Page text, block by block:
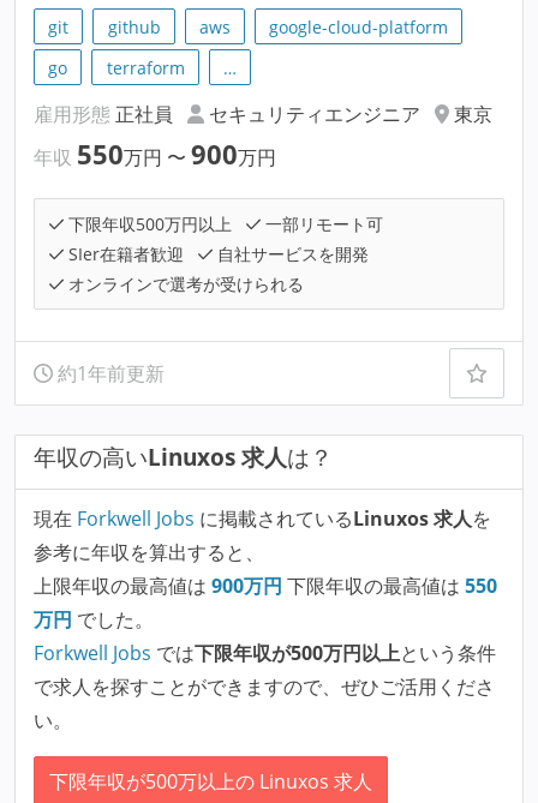
git github aws
google-cloud-platform
go
terraform …
雇用形態 正社員 セキュリティエンジニア
東京
年収 550万円 〜 900万円
下限年収500万円以上
一部リモート可
SIer在籍者歓迎
自社サービスを開発
オンラインで選考が受けられる
約1年前更新
年収の高いLinuxos 求人は？
現在 Forkwell Jobs に掲載されているLinuxos 求人を
参考に年収を算出すると、
上限年収の最高値は 900万円 下限年収の最高値は 550
万円 でした。
Forkwell Jobs では下限年収が500万円以上という条件
で求人を探すことができますので、ぜひご活用くださ
い。
下限年収が500万以上の Linuxos 求人